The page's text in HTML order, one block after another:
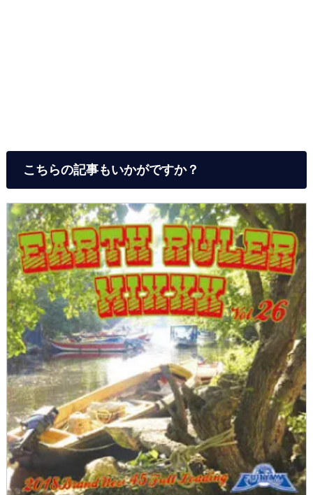
こちらの記事もいかがですか？